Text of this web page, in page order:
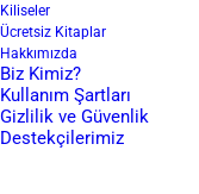
Kiliseler
Ücretsiz Kitaplar
Hakkımızda
Biz Kimiz?
Kullanım Şartları
Gizlilik ve Güvenlik
Destekçilerimiz
İncil’de bahsedilen
babası olarak
de denilir.
dinlerin iman atası